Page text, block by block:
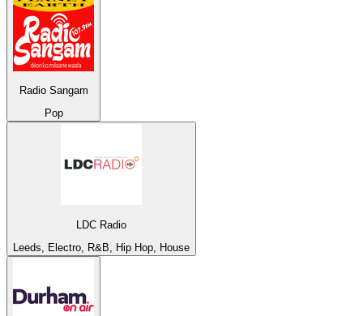
Radio Sangam
Pop
LDC Radio
Leeds, Electro, R&B, Hip Hop, House